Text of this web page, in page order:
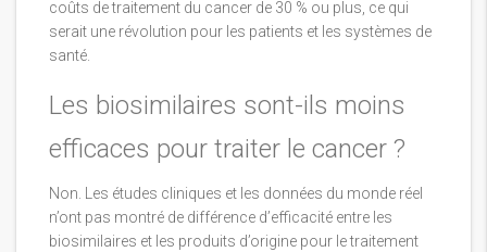
coûts de traitement du cancer de 30 % ou plus, ce qui
serait une révolution pour les patients et les systèmes de
santé.
Les biosimilaires sont-ils moins
efficaces pour traiter le cancer ?
Non. Les études cliniques et les données du monde réel
n’ont pas montré de différence d’efficacité entre les
biosimilaires et les produits d’origine pour le traitement